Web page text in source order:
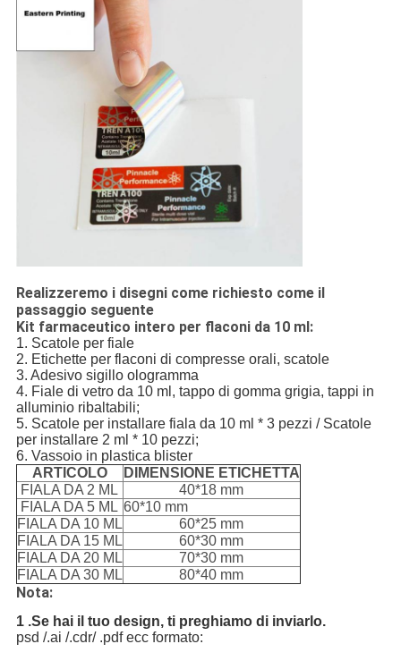
Realizzeremo i disegni come richiesto come il
passaggio seguente
Kit farmaceutico intero per flaconi da 10 ml:
1. Scatole per fiale
2. Etichette per flaconi di compresse orali, scatole
3. Adesivo sigillo ologramma
4. Fiale di vetro da 10 ml, tappo di gomma grigia, tappi in
alluminio ribaltabili;
5. Scatole per installare fiala da 10 ml * 3 pezzi / Scatole
per installare 2 ml * 10 pezzi;
6. Vassoio in plastica blister
ARTICOLO
DIMENSIONE ETICHETTA
FIALA DA 2 ML
40*18 mm
FIALA DA 5 ML 60*10 mm
FIALA DA 10 ML
60*25 mm
FIALA DA 15 ML
60*30 mm
FIALA DA 20 ML
70*30 mm
FIALA DA 30 ML
80*40 mm
Nota:
1 .Se hai il tuo design, ti preghiamo di inviarlo.
psd /.ai /.cdr/ .pdf ecc formato: